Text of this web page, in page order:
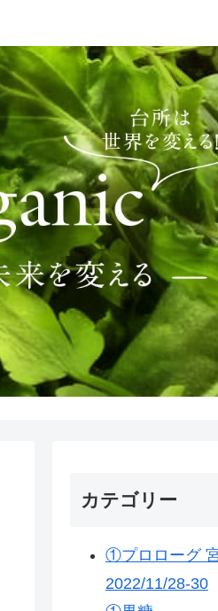
カテゴリー
①プロローグ
2022/11/28-30